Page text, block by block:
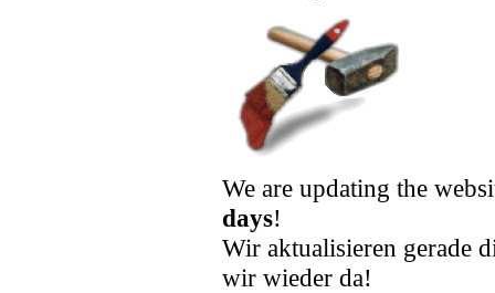
We are updating the
days!
Wir aktualisieren gerade
wir wieder da!